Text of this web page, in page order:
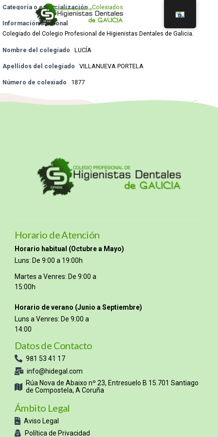
Categoría o especialización Colexiados
Información adicional
Colegiado del Colegio Profesional de Higienistas Dentales de Galicia.
Nombre del colegiado LUCÍA
Apellidos del colegiado VILLANUEVA PORTELA
Número de colexiado 1877
Horario de Atención
Horario habitual (Octubre a Mayo)
Luns: De 9:00 a 19:00h
Martes a Venres: De 9:00 a
15:00h
Horario de verano (Junio a Septiembre)
Luns a Venres: De 9:00 a
14:00
Datos de Contacto
981 53 41 17
info@hidegal.com
Rúa Nova de Abaixo nº 23, Entresuelo B 15.701 Santiago
de Compostela, A Coruña
Ámbito Legal
Aviso Legal
Política de Privacidad